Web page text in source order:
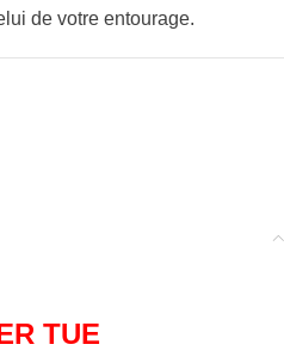
de votre entourage.
TUE